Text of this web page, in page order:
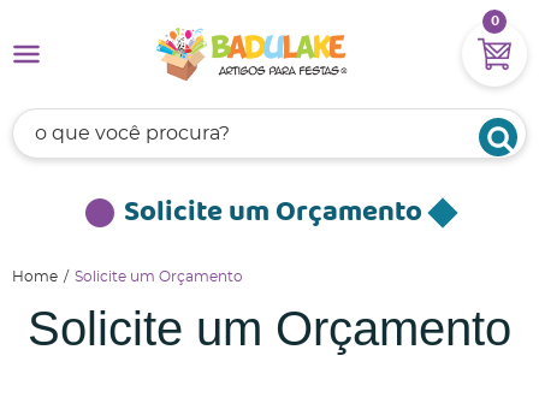
0
Solicite um Orçamento
Home Solicite um Orçamento
Solicite um Orçamento